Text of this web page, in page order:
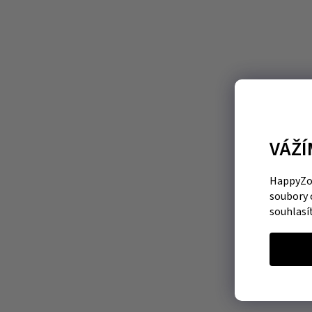
soubory